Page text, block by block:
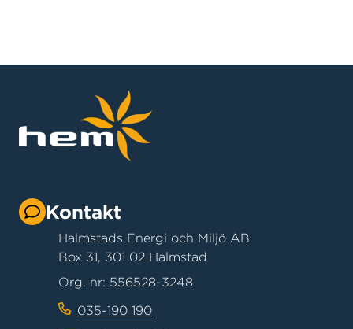
Kontakt
Halmstads Energi och Miljö AB
Box 31, 301 02 Halmstad
Org. nr: 556528-3248
035-190 190